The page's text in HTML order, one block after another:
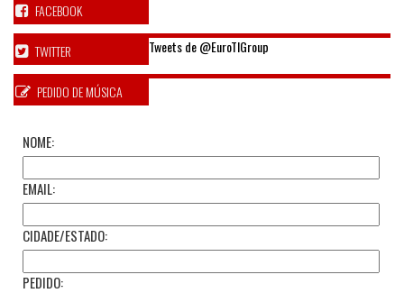
FACEBOOK
TWITTER Tweets de @EuroTIGroup
PEDIDO DE MÚSICA
NOME:
EMAIL:
CIDADE/ESTADO:
PEDIDO: